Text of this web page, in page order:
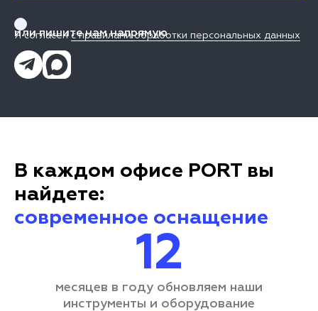
Я согласен с правилами обработки персональных данных
или пишите нам напрямую
В каждом офисе PORT вы
найдете:
современное оснащение
12
месяцев в году обновляем наши
инструменты и оборудование